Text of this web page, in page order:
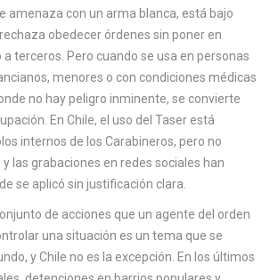
amenaza con un arma blanca, está bajo
obedecer órdenes sin poner en
a terceros. Pero cuando se usa en personas
menores o con condiciones médicas
no hay peligro inminente, se convierte
En Chile, el uso del Taser está
internos de los Carabineros, pero no
las grabaciones en redes sociales han
se aplicó sin justificación clara.
de acciones que un agente del orden
una situación es un tema que se
y Chile no es la excepción. En los últimos